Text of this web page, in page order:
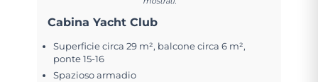
Cabina Yacht Club
Superficie circa 29 m², balcone circa 6 m²,
ponte 15-16
Spazioso armadio